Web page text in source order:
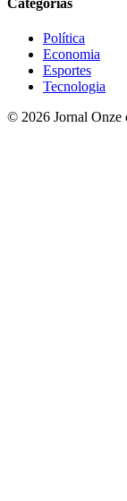
Política
Economia
Esportes
Tecnologia
© 2026 Jornal Onze